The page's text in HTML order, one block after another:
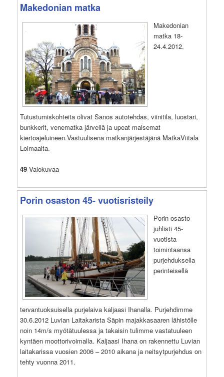
Makedonian matka
Makedonian
matka 18-
24.4.2012.
Tutustumiskohteita olivat Sanos autotehdas, viinitila, luostari,
bunkkerit, venematka järvellä ja upeat maisemat
kiertoajeluineen.Vastuulisena matkanjärjestäjänä MatkaViitala
Loimaalta.
49 Valokuvaa
Porin osaston 45- vuotisristeily
Porin osasto
juhlisti 45-
vuotista
toimintaansa
purjehduksella
perinteisellä
tervantuoksuisella purjelaiva kaljaasi Ihanalla. Purjehdimme
30.6.2012 Luvian Laitakarista Säpin majakkasaaren lähistölle
noin 14m/s myötätuulessa ja takaisin tulimme vastatuuleen
kyntäen moottorivoimalla. Kaljaasi Ihana on rakennettu Luvian
laitakarissa vuosien 2006 – 2010 aikana ja neitsytpurjehdus on
tehty vuonna 2011.